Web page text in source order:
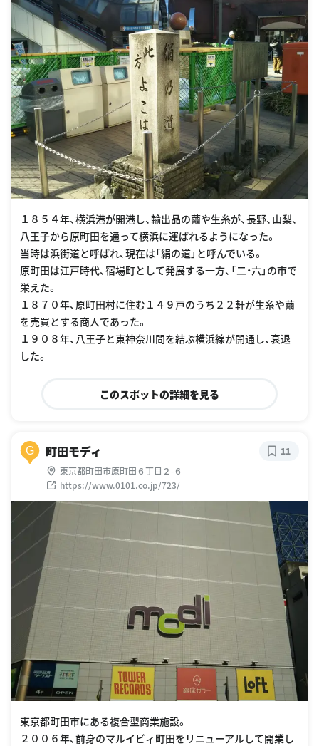
１８５４年、横浜港が開港し、輸出品の繭や生糸が、長野、山梨、
八王子から原町田を通って横浜に運ばれるようになった。
当時は浜街道と呼ばれ、現在は「絹の道」と呼んでいる。
原町田は江戸時代、宿場町として発展する一方、「二・六」の市で
栄えた。
１８７０年、原町田村に住む１４９戸のうち２２軒が生糸や繭
を売買とする商人であった。
１９０８年、八王子と東神奈川間を結ぶ横浜線が開通し、衰退
した。
このスポットの詳細を見る
G 町田モディ
東京都町田市原町田６丁目２-６
https://www.0101.co.jp/723/
11
東京都町田市にある複合型商業施設。
２００６年、前身のマルイビィ町田をリニューアルして開業し